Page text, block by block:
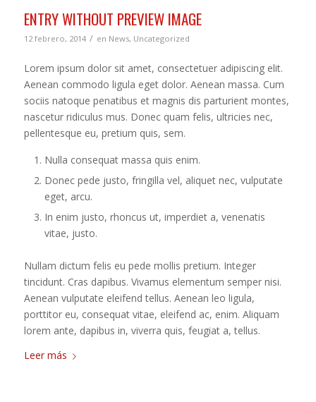
ENTRY WITHOUT PREVIEW IMAGE
12 febrero, 2014 / en News, Uncategorized
Lorem ipsum dolor sit amet, consectetuer adipiscing elit.
Aenean commodo ligula eget dolor. Aenean massa. Cum
sociis natoque penatibus et magnis dis parturient montes,
nascetur ridiculus mus. Donec quam felis, ultricies nec,
pellentesque eu, pretium quis, sem.
Nulla consequat massa quis enim.
Donec pede justo, fringilla vel, aliquet nec, vulputate
eget, arcu.
In enim justo, rhoncus ut, imperdiet a, venenatis
vitae, justo.
Nullam dictum felis eu pede mollis pretium. Integer
tincidunt. Cras dapibus. Vivamus elementum semper nisi.
Aenean vulputate eleifend tellus. Aenean leo ligula,
porttitor eu, consequat vitae, eleifend ac, enim. Aliquam
lorem ante, dapibus in, viverra quis, feugiat a, tellus.
Leer más